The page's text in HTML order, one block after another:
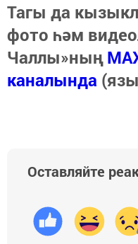
Тагы да
фото һәм
Чаллы»ның
каналында
Оставляйте